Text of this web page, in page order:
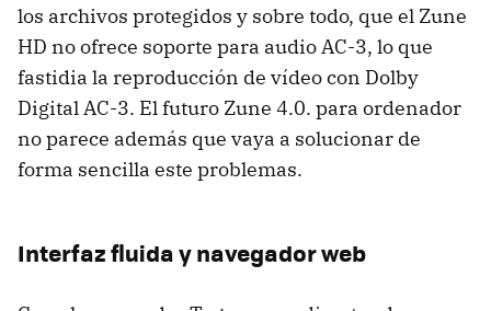
los archivos protegidos y sobre todo, que el Zune
HD no ofrece soporte para audio AC-3, lo que
fastidia la reproducción de vídeo con Dolby
Digital AC-3. El futuro Zune 4.0. para ordenador
no parece además que vaya a solucionar de
forma sencilla este problemas.
Interfaz fluida y navegador web